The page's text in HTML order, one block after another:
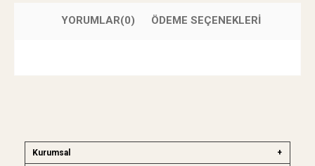
YORUMLAR(0) ÖDEME SEÇENEKLERI
Kurumsal